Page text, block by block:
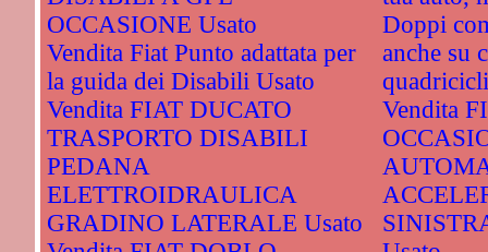
OCCASIONE Usato
Vendita Fiat Punto adattata per
la guida dei Disabili Usato
Vendita FIAT DUCATO
TRASPORTO DISABILI
PEDANA
ELETTROIDRAULICA
GRADINO LATERALE Usato
Doppi
anche su
Vendita